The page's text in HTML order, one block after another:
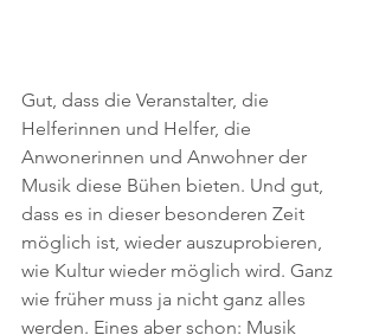
Gut, dass die Veranstalter, die
Helferinnen und Helfer, die
Anwonerinnen und Anwohner der
Musik diese Bühen bieten. Und gut,
dass es in dieser besonderen Zeit
möglich ist, wieder auszuprobieren,
wie Kultur wieder möglich wird. Ganz
wie früher muss ja nicht ganz alles
werden. Eines aber schon: Musik